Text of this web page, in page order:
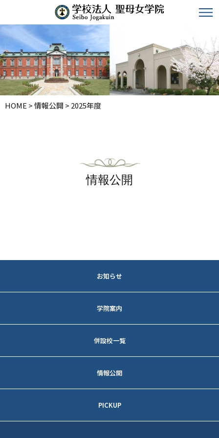
HOME >情報公開 > 2025年度
情報公開
お知らせ
法人トピックス
各学校トピックス
学院案内
教育方針
理事長メッセージ
校訓
併設校一覧
京都 藤森キャンパス
─アクセス
情報公開
財務状況
PICKUP